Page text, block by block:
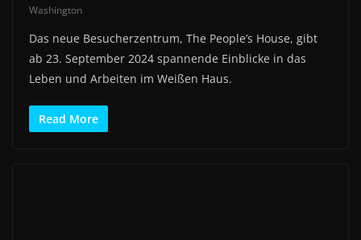
Washington
Das neue Besucherzentrum, The People’s House, gibt
ab 23. September 2024 spannende Einblicke in das
Leben und Arbeiten im Weißen Haus.
Read More